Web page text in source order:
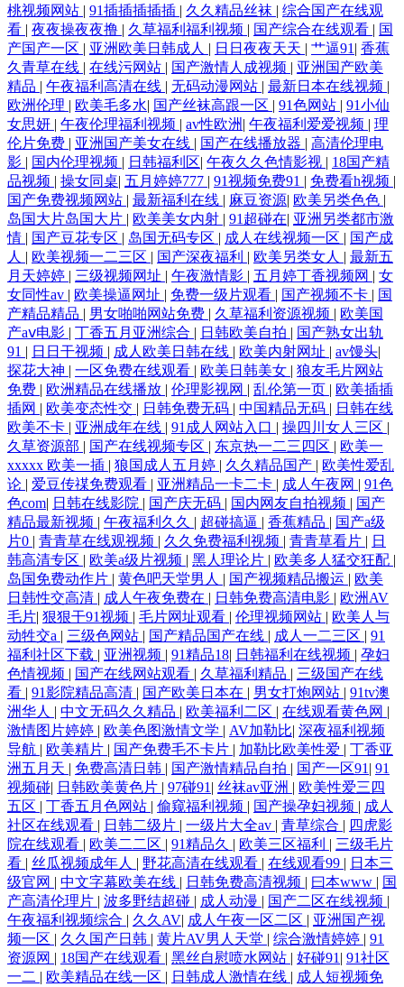
桃视频网站 | 91插插插插插 | 久久精品丝袜 | 综合国产在线观
看 | 夜夜操夜夜撸 | 久草福利福利视频 | 国产综合在线观看 | 国
产国产一区 | 亚洲欧美日韩成人 | 日日夜夜天天 | 艹逼91 | 香蕉
久青草在线 | 在线污网站 | 国产激情人成视频 | 亚洲国产欧美
精品 | 午夜福利高清在线 | 无码动漫网站 | 最新日本在线视频 |
欧洲伦理 | 欧美毛多水| 国产丝袜高跟一区 | 91色网站 | 91小仙
女思妍 | 午夜伦理福利视频 | av性欧洲 | 午夜福利爱爱视频 | 理
伦片免费 | 亚洲国产美女在线 | 国产在线播放器 | 高清伦理电
影 | 国内伦理视频 | 日韩福利区| 午夜久久色情影视 | 18国产精
品视频 | 操女同桌| 五月婷婷777 | 91视频免费91 | 免费看h视频 |
国产免费视频网站 | 最新福利在线 | 麻豆资源| 欧美另类色色 |
岛国大片岛国大片 | 欧美美女内射 | 91超碰在| 亚洲另类都市激
情 | 国产豆花专区 | 岛国无码专区 | 成人在线视频一区 | 国产成
人 | 欧美视频一二三区 | 国产深夜福利 | 欧美另类女人 | 最新五
月天婷婷 | 三级视频网址 | 午夜激情影 | 五月婷丁香视频网 | 女
女同性av | 欧美操逼网址 | 免费一级片观看 | 国产视频不卡 | 国
产精品精品 | 男女啪啪网站免费 | 久草福利资源视频 | 欧美国
产aⅴ电影 | 丁香五月亚洲综合 | 日韩欧美自拍 | 国产熟女出轨
91 | 日日干视频 | 成人欧美日韩在线 | 欧美内射网址 | av馒头|
探花大神 | 一区免费在线观看 | 欧美日韩美女 | 狼友毛片网站
免费 | 欧洲精品在线播放 | 伦理影视网 | 乱伦第一页 | 欧美插插
插网 | 欧美变态性交 | 日韩免费无码 | 中国精品无码 | 日韩在线
欧美不卡 | 亚洲成年在线 | 91成人网站入口 | 操四川女人三区 |
久草资源部 | 国产在线视频专区 | 东京热一二三四区 | 欧美一
xxxxx 欧美一插 | 狼国成人五月婷 | 久久精品国产 | 欧美性爱乱
论 | 爱豆传禖免费观看 | 亚洲精品一卡二卡 | 成人午夜网 | 91色
色com| 日韩在线影院 | 国产庆无码 | 国内网友自拍视频 | 国产
精品最新视频 | 午夜福利久久 | 超碰搞逼 | 香蕉精品 | 国产a级
片0 | 青青草在线观视频 | 久久免费福利视频 | 青青草看片 | 日
韩高清专区 | 欧美a级片视频 | 黑人理论片 | 欧美多人猛交狂配 |
岛国免费动作片 | 黄色吧天堂男人 | 国产视频精品搬运 | 欧美
日韩性交高清 | 成人午夜免费在 | 日韩免费高清电影 | 欧洲AV
毛片| 狠狠干91视频 | 毛片网址观看 | 伦理视频网站 | 欧美人与
动牲交a | 三级色网站 | 国产精品国产在线 | 成人一二三区 | 91
福利社区下载 | 亚洲视频 | 91精品18| 日韩福利在线视频 | 孕妇
色情视频 | 国产在线网站观看 | 久草福利精品 | 三级国产在线
看 | 91影院精品高清 | 国产欧美日本在 | 男女打炮网站 | 91tv澳
洲华人 | 中文无码久久精品 | 欧美福利二区 | 在线观看黄色网 |
激情图片婷婷 | 欧美色图激情文学 | AV加勒比| 深夜福利视频
导航 | 欧美精片 | 国产免费毛不卡片 | 加勒比欧美性爱 | 丁香亚
洲五月天 | 免费高清日韩 | 国产激情精品自拍 | 国产一区91 | 91
视频碰| 日韩欧美黄色片 | 97碰91 | 丝袜av亚洲 | 欧美性爱三四
五区 | 丁香五月色网站 | 偷窥福利视频 | 国产操孕妇视频 | 成人
社区在线观看 | 日韩二级片 | 一级片大全av | 青草综合 | 四虎影
院在线观看 | 欧美二二区 | 91精品久 | 欧美三区福利 | 三级毛片
看 | 丝瓜视频成年人 | 野花高清在线观看 | 在线观看99 | 日本三
级官网 | 中文字幕欧美在线 | 日韩免费高清视频 | 曰本www | 国
产高清伦理片 | 波多野结超碰 | 成人动漫 | 国产二区在线视频 |
午夜福利视频综合 | 久久AV| 成人午夜一区二区 | 亚洲国产视
频一区 | 久久国产日韩 | 黄片AV男人天堂 | 综合激情婷婷 | 91
资源网 | 18国产在线观看 | 黑丝自慰喷水网站 | 好碰91 | 91社区
一二 | 欧美精品在线一区 | 日韩成人激情在线 | 成人短视频免